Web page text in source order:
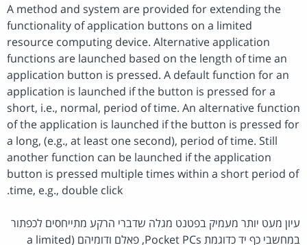
A method and system are provided for extending the
functionality of application buttons on a limited
resource computing device. Alternative application
functions are launched based on the length of time an
application button is pressed. A default function for an
application is launched if the button is pressed for a
short, i.e., normal, period of time. An alternative function
of the application is launched if the button is pressed for
a long, (e.g., at least one second), period of time. Still
another function can be launched if the application
button is pressed multiple times within a short period of
time, e.g., double click.
עיון מעט יותר מעמיק בפטנט מגלה שדברי הרקע מתייחסים לכפתור
במחשבי כף יד כדוגמת Pocket PCs, פאלם ודומיהם (a limited